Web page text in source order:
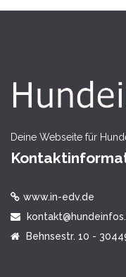
Deine Webseite für
www.in-edv.de
Behnsestr. 10 -